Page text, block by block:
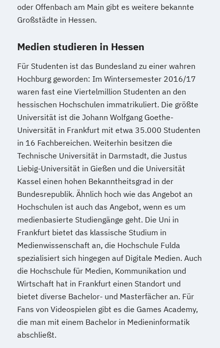
oder Offenbach am Main gibt es weitere bekannte
Großstädte in Hessen.
Medien studieren in Hessen
Für Studenten ist das Bundesland zu einer wahren
Hochburg geworden: Im Wintersemester 2016/17
waren fast eine Viertelmillion Studenten an den
hessischen Hochschulen immatrikuliert. Die größte
Universität ist die Johann Wolfgang Goethe-
Universität in Frankfurt mit etwa 35.000 Studenten
in 16 Fachbereichen. Weiterhin besitzen die
Technische Universität in Darmstadt, die Justus
Liebig-Universität in Gießen und die Universität
Kassel einen hohen Bekanntheitsgrad in der
Bundesrepublik. Ähnlich hoch wie das Angebot an
Hochschulen ist auch das Angebot, wenn es um
medienbasierte Studiengänge geht. Die Uni in
Frankfurt bietet das klassische Studium in
Medienwissenschaft an, die Hochschule Fulda
spezialisiert sich hingegen auf Digitale Medien. Auch
die Hochschule für Medien, Kommunikation und
Wirtschaft hat in Frankfurt einen Standort und
bietet diverse Bachelor- und Masterfächer an. Für
Fans von Videospielen gibt es die Games Academy,
die man mit einem Bachelor in Medieninformatik
abschließt.